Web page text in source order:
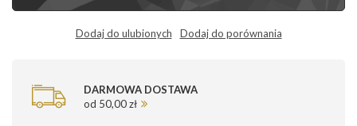
Dodaj do ulubionych Dodaj do porównania
DARMOWA DOSTAWA
od 50,00 zł